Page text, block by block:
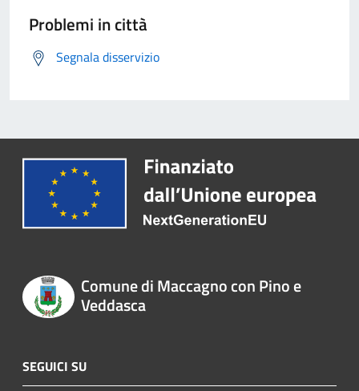
Problemi in città
Segnala disservizio
Comune di Maccagno con Pino e
Veddasca
SEGUICI SU